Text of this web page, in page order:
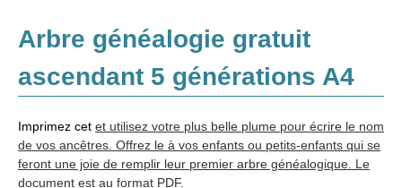
Arbre généalogie gratuit
ascendant 5 générations A4
Imprimez cet et utilisez votre plus belle plume pour écrire le nom
de vos ancêtres. Offrez le à vos enfants ou petits-enfants qui se
feront une joie de remplir leur premier arbre généalogique. Le
document est au format PDF.